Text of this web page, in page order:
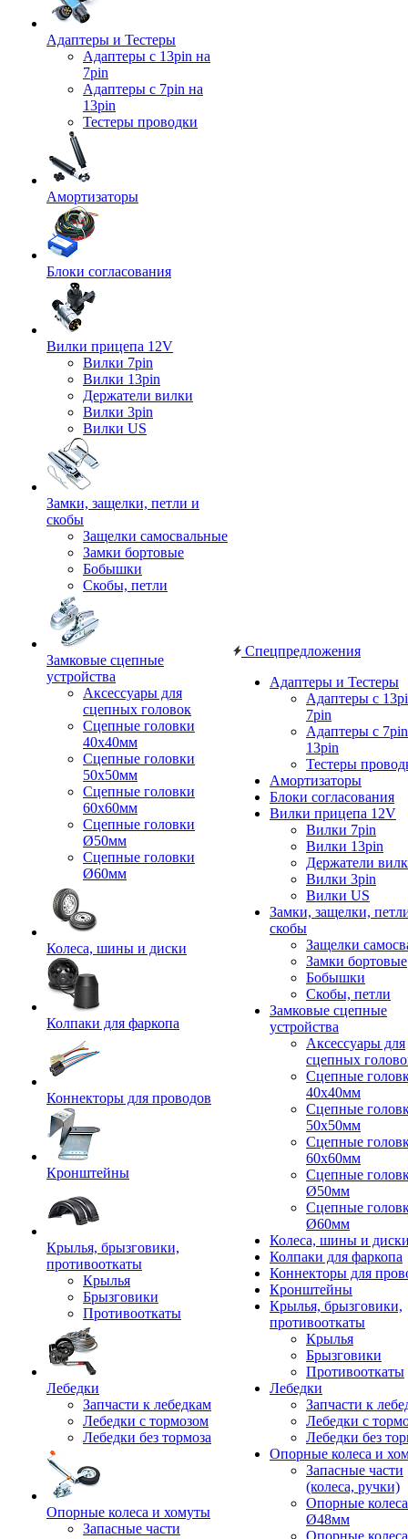
Адаптеры и Тестеры
Адаптеры с 13pin на
7pin
Адаптеры с 7pin на
13pin
Тестеры проводки
Амортизаторы
Блоки согласования
Вилки прицепа 12V
Вилки 7pin
Вилки 13pin
Держатели вилки
Вилки 3pin
Вилки US
Замки, защелки, петли и
скобы
Защелки самосвальные
Замки бортовые
Бобышки
Скобы, петли
Замковые сцепные
устройства
Аксессуары для
сцепных головок
Сцепные головки
40x40мм
Сцепные головки
50x50мм
Сцепные головки
60x60мм
Сцепные головки
Ø50мм
Сцепные головки
Ø60мм
Колеса, шины и диски
Колпаки для фаркопа
Коннекторы для проводов
Кронштейны
Крылья, брызговики,
противооткаты
Крылья
Брызговики
Противооткаты
Лебедки
Запчасти к лебедкам
Лебедки с тормозом
Лебедки без тормоза
Опорные колеса и хомуты
Запасные части
Спецпредложения
Адаптеры и Тестеры
Адаптеры с
7pin
Адаптеры с
13pin
Тестеры
Амортизаторы
Блоки согласования
Вилки прицепа 12V
Вилки 7pin
Вилки 13pin
Держатели
Вилки 3pin
Вилки US
Замки, защелки,
скобы
Защелки
Замки бортовые
Бобышки
Скобы, петли
Замковые сцепные
устройства
Аксессуары для
сцепных
Сцепные
40x40мм
Сцепные
50x50мм
Сцепные
60x60мм
Сцепные
Ø50мм
Сцепные
Ø60мм
Колеса, шины и
Колпаки для фаркопа
Коннекторы для
Кронштейны
Крылья, брызговики,
противооткаты
Крылья
Брызговики
Противооткаты
Лебедки
Запчасти к
Лебедки с
Лебедки без
Опорные колеса и
Запасные части
(колеса, ручки)
Опорные колеса
Ø48мм
Опорные колеса